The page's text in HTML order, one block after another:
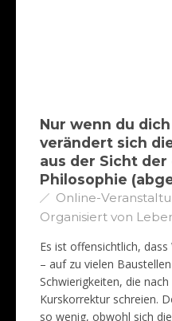
Nur wenn du
verändert sich
aus der Sicht
Philosophie
Online-
Organisiert von
Es ist offensichtlich,
– auf zu vielen
Schwierigkeiten, die
Kurskorrektur schreien.
so wenig, obwohl sich